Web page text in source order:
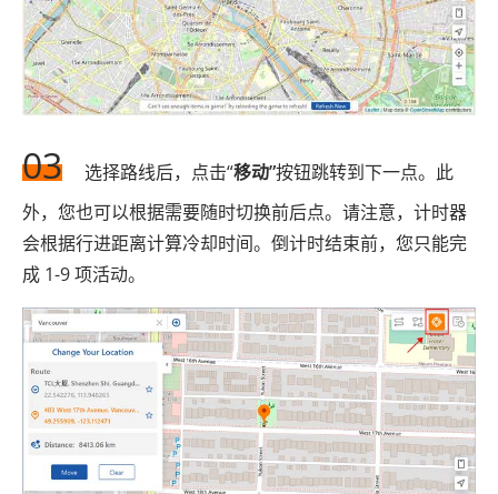
03 选择路线后，点击“移动”按钮跳转到下一点。此
外，您也可以根据需要随时切换前后点。请注意，计时器
会根据行进距离计算冷却时间。倒计时结束前，您只能完
成 1-9 项活动。